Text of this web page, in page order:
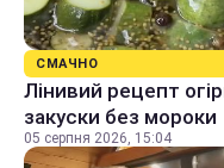
СМАЧНО
Лінивий рецепт
закуски без мороки
05 серпня 2026, 15:04